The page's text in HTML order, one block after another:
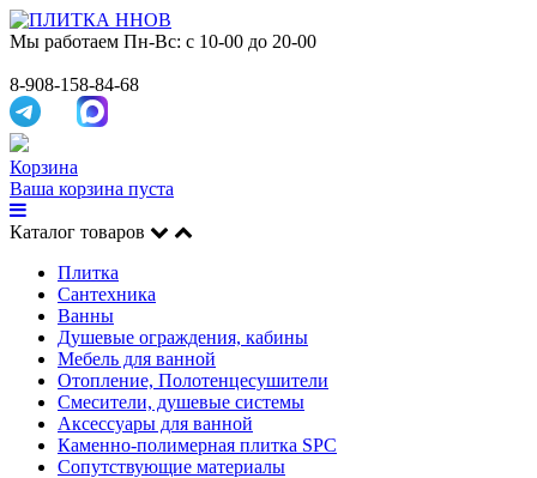
Мы работаем Пн-Вс: с 10-00 до 20-00
8-908-158-84-68
Корзина
Ваша корзина пуста
Каталог товаров
Плитка
Сантехника
Ванны
Душевые ограждения, кабины
Мебель для ванной
Отопление, Полотенцесушители
Смесители, душевые системы
Аксессуары для ванной
Каменно-полимерная плитка SPC
Сопутствующие материалы